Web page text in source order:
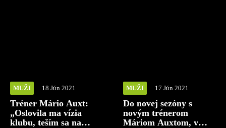
MUŽI 18 Jún 2021
Tréner Mário Auxt:
„Oslovila ma vízia
klubu, teším sa na
MUŽI 17 Jún 2021
Do novej sezóny s
novým trénerom
Máriom Auxtom, v